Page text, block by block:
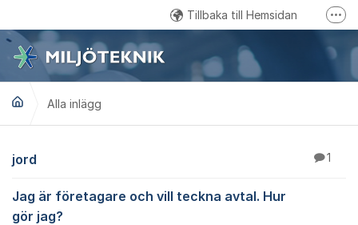
Tillbaka till Hemsidan
Kundtjänst: 0457 - 61 88 15
Email: kundservice@miljoteknik.ronneby.se
Alla inlägg
Alla inlägg
jord 1
Jag är företagare och vill teckna avtal. Hur
gör jag?